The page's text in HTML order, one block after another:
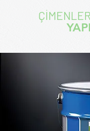
ÇİMENLER
YAPI